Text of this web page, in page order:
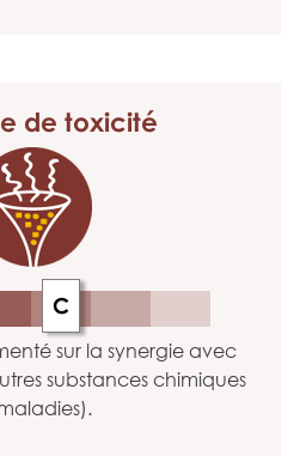
de toxicité
C
sur la synergie avec
substances chimiques